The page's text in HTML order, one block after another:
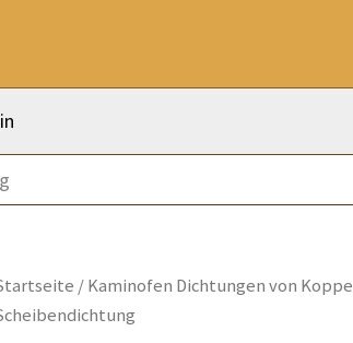
/Kaminofen Dichtungen von Koppe